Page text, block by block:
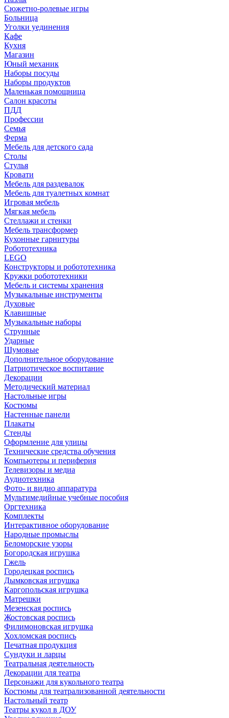
Сюжетно-ролевые игры
Больница
Уголки уединения
Кафе
Кухня
Магазин
Юный механик
Наборы посуды
Наборы продуктов
Маленькая помощница
Салон красоты
ПДД
Профессии
Семья
Ферма
Мебель для детского сада
Столы
Cтулья
Кровати
Мебель для раздевалок
Мебель для туалетных комнат
Игровая мебель
Мягкая мебель
Стеллажи и стенки
Мебель трансформер
Кухонные гарнитуры
Робототехника
LEGO
Конструкторы и робототехника
Кружки робототехники
Мебель и системы хранения
Музыкальные инструменты
Духовые
Клавишные
Музыкальные наборы
Струнные
Ударные
Шумовые
Дополнительное оборудование
Патриотическое воспитание
Декорации
Методический материал
Настольные игры
Костюмы
Настенные панели
Плакаты
Стенды
Оформление для улицы
Технические средства обучения
Компьютеры и периферия
Телевизоры и медиа
Аудиотехника
Фото- и видио аппаратура
Мультимедийные учебные пособия
Оргтехника
Комплекты
Интерактивное оборудование
Народные промыслы
Беломорские узоры
Богородская игрушка
Гжель
Городецкая роспись
Дымковская игрушка
Каргопольская игрушка
Матрешки
Мезенская роспись
Жостовская роспись
Филимоновская игрушка
Хохломская роспись
Печатная продукция
Сундуки и ларцы
Театральная деятельность
Декорации для театра
Персонажи для кукольного театра
Костюмы для театрализованной деятельности
Настольный театр
Театры кукол в ДОУ